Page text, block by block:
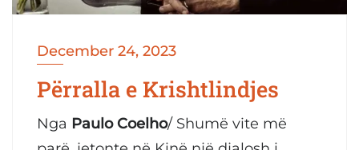
December 24, 2023
Përralla e Krishtlindjes
Nga Paulo Coelho/ Shumë vite më